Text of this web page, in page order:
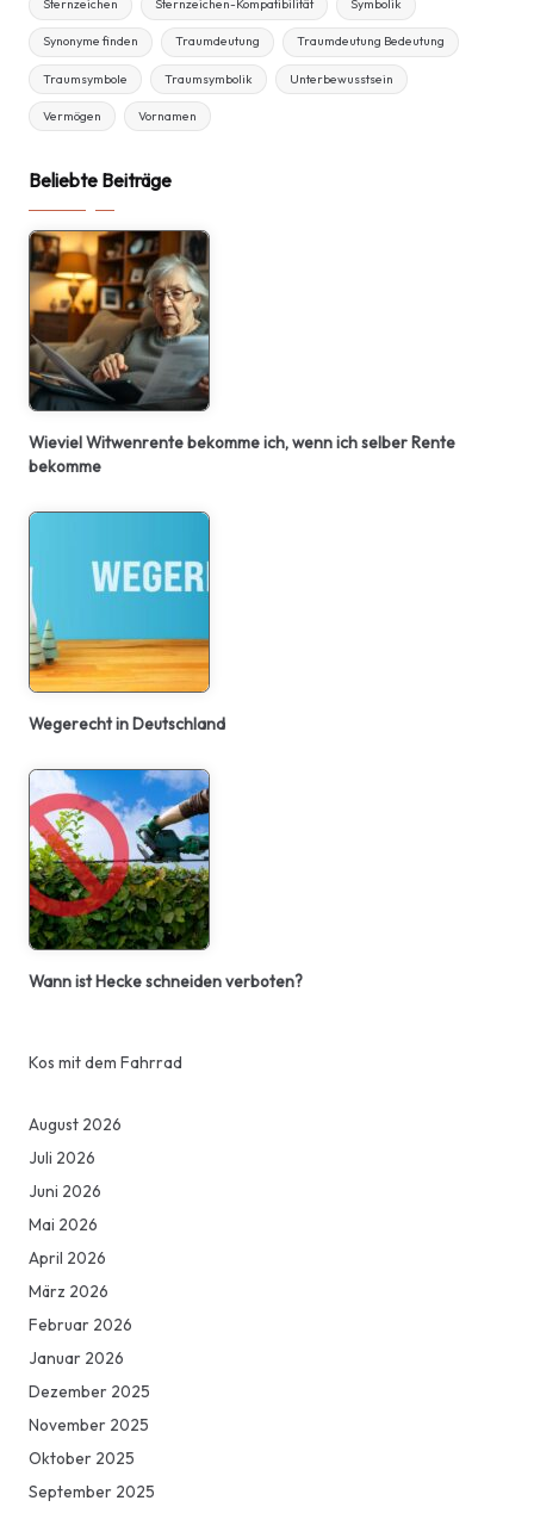
Sternzeichen Sternzeichen-Kompatibilität Symbolik
Synonyme finden Traumdeutung Traumdeutung Bedeutung
Traumsymbole Traumsymbolik Unterbewusstsein
Vermögen Vornamen
Beliebte Beiträge
Wieviel Witwenrente bekomme ich, wenn ich selber Rente
bekomme
Wegerecht in Deutschland
Wann ist Hecke schneiden verboten?
Kos mit dem Fahrrad
August 2026
Juli 2026
Juni 2026
Mai 2026
April 2026
März 2026
Februar 2026
Januar 2026
Dezember 2025
November 2025
Oktober 2025
September 2025